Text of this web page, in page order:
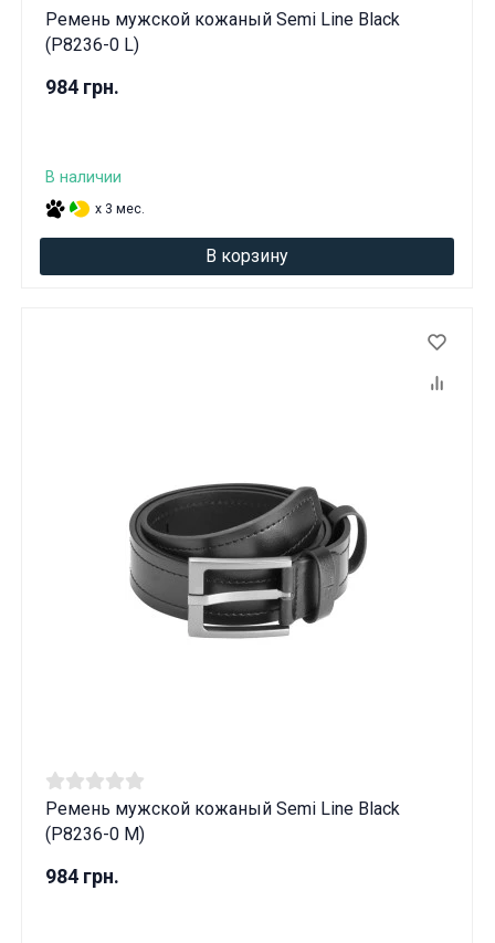
Ремень мужской кожаный Semi Line Black
(P8236-0 L)
984 грн.
В наличии
x 3 мес.
В корзину
Ремень мужской кожаный Semi Line Black
(P8236-0 M)
984 грн.